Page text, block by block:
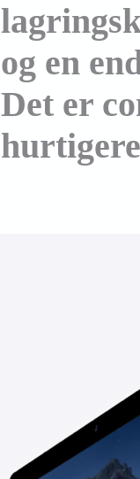
og en
Det er